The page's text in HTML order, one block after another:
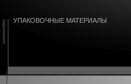
УПАКОВОЧНЫЕ МАТЕРИАЛЫ